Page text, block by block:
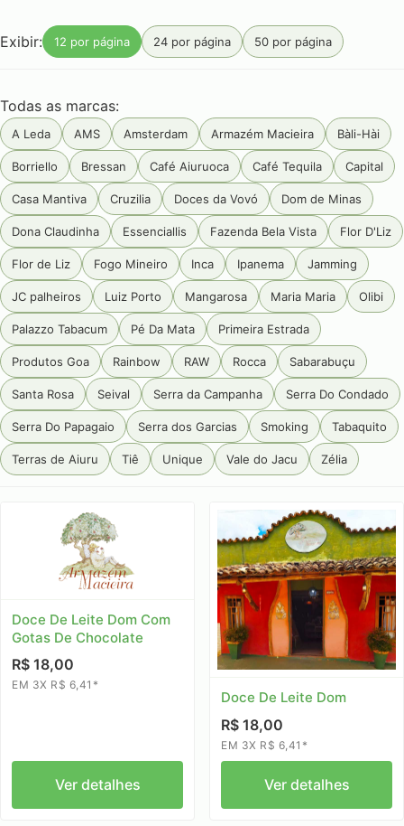
Exibir: 12 por página 24 por página 50 por página
Todas as marcas:
A Leda AMS Amsterdam Armazém Macieira Bàli-Hài
Borriello Bressan Café Aiuruoca Café Tequila Capital
Casa Mantiva Cruzilia Doces da Vovó Dom de Minas
Dona Claudinha Essenciallis Fazenda Bela Vista Flor D'Liz
Flor de Liz Fogo Mineiro Inca Ipanema Jamming
JC palheiros Luiz Porto Mangarosa Maria Maria Olibi
Palazzo Tabacum Pé Da Mata Primeira Estrada
Produtos Goa Rainbow RAW Rocca Sabarabuçu
Santa Rosa Seival Serra da Campanha Serra Do Condado
Serra Do Papagaio Serra dos Garcias Smoking Tabaquito
Terras de Aiuru Tiê Unique Vale do Jacu Zélia
Doce De Leite Dom Com
Gotas De Chocolate
R$ 18,00
EM 3X R$ 6,41*
Ver detalhes
Doce De Leite Dom
R$ 18,00
EM 3X R$ 6,41*
Ver detalhes